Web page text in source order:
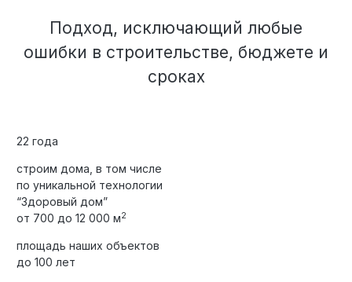
Подход, исключающий любые
ошибки в строительстве, бюджете и
сроках
22 года
строим дома, в том числе
по уникальной технологии
“Здоровый дом”
от 700 до 12 000 м2
площадь наших объектов
до 100 лет